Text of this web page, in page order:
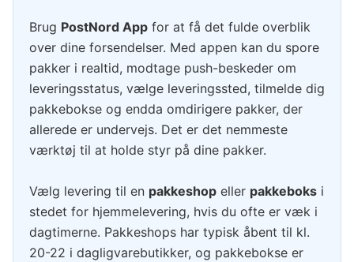
Brug PostNord App for at få det fulde overblik
over dine forsendelser. Med appen kan du spore
pakker i realtid, modtage push-beskeder om
leveringsstatus, vælge leveringssted, tilmelde dig
pakkebokse og endda omdirigere pakker, der
allerede er undervejs. Det er det nemmeste
værktøj til at holde styr på dine pakker.
Vælg levering til en pakkeshop eller pakkeboks i
stedet for hjemmelevering, hvis du ofte er væk i
dagtimerne. Pakkeshops har typisk åbent til kl.
20-22 i dagligvarebutikker, og pakkebokse er